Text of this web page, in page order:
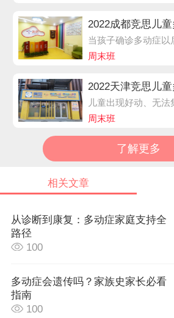
周末班
周末班
了解更多
相关文章
从诊断到康复：多动症家庭支持全
路径
100
多动症会遗传吗？家族史家长必看
指南
100